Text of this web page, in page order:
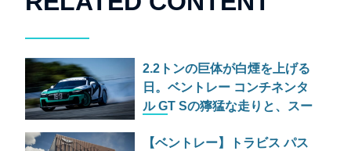
2.2トンの巨体が白煙を上げる
日。ベントレー コンチネンタ
ル GT Sの獰猛な走りと、スー
【ベントレー】トラビス パス